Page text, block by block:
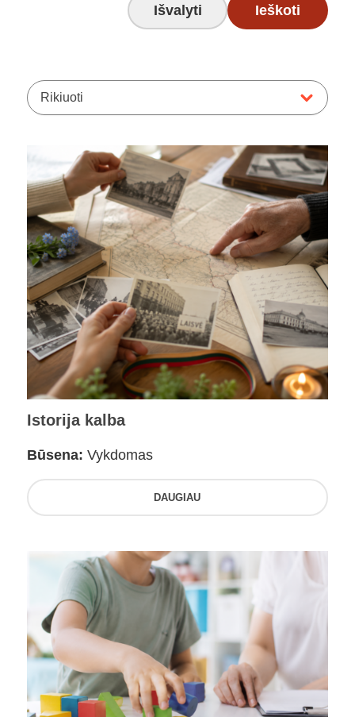
Išvalyti Ieškoti
Rikiuoti
Istorija kalba
Būsena: Vykdomas
DAUGIAU